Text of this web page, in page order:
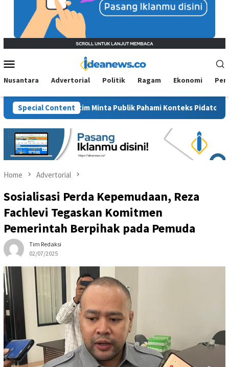
Menu
Nusantara Advertorial Politik Ragam Ekonomi
Special Content
PAN Kaltim Minta Publik Pahami Konteks Pidato Secara Utuh
Home Advertorial
Sosialisasi Perda Kepemudaan, Reza
Fachlevi Tegaskan Komitmen
Pemerintah Berpihak pada Pemuda
Tim Redaksi
02/07/2025